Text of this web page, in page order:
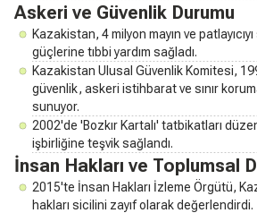
Askeri ve Güvenlik Durumu
Kazakistan, 4 milyon mayın ve
güçlerine tıbbi yardım sağladı.
Kazakistan Ulusal Güvenlik Komitesi,
güvenlik, askeri istihbarat ve sınır
sunuyor.
2002'de 'Bozkır Kartalı' tatbikatları
işbirliğine teşvik sağlandı.
İnsan Hakları ve Toplumsal
2015'te İnsan Hakları İzleme Örgütü,
hakları sicilini zayıf olarak değerlendirdi.